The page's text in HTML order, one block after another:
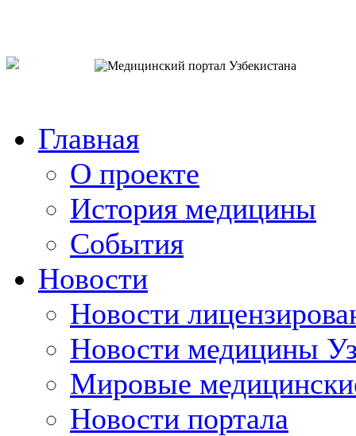
Главная
О проекте
История медицины
События
Новости
Новости
Новости медицины
Мировые
Новости портала